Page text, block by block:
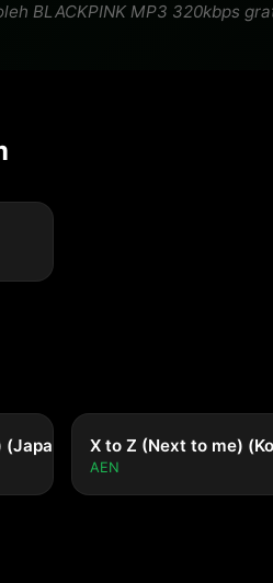
BLACKPINK MP3 320kbps
ver.)
X to Z (Next to me)
AEN